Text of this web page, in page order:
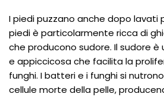
I piedi puzzano anche dopo lavati
piedi è particolarmente ricca di
che producono sudore. Il sudore
e appiccicosa che facilita la
funghi. I batteri e i funghi si
cellule morte della pelle,